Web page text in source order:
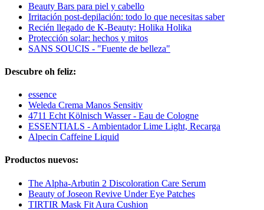
Beauty Bars para piel y cabello
Irritación post-depilación: todo lo que necesitas saber
Recién llegado de K-Beauty: Holika Holika
Protección solar: hechos y mitos
SANS SOUCIS - "Fuente de belleza"
Descubre oh feliz:
essence
Weleda Crema Manos Sensitiv
4711 Echt Kölnisch Wasser - Eau de Cologne
ESSENTIALS - Ambientador Lime Light, Recarga
Alpecin Caffeine Liquid
Productos nuevos:
The Alpha-Arbutin 2 Discoloration Care Serum
Beauty of Joseon Revive Under Eye Patches
TIRTIR Mask Fit Aura Cushion